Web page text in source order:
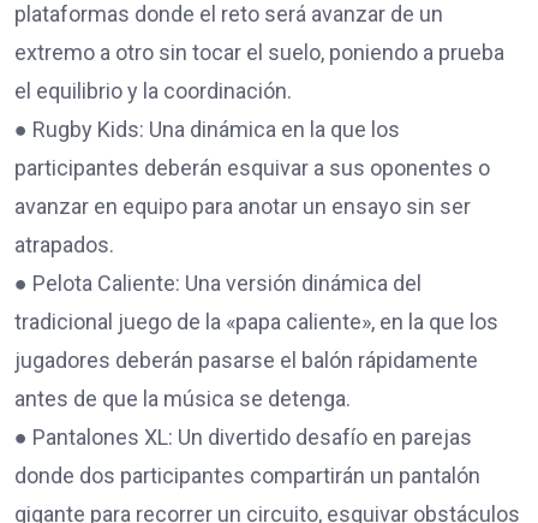
plataformas donde el reto será avanzar de un
extremo a otro sin tocar el suelo, poniendo a prueba
el equilibrio y la coordinación.
● Rugby Kids: Una dinámica en la que los
participantes deberán esquivar a sus oponentes o
avanzar en equipo para anotar un ensayo sin ser
atrapados.
● Pelota Caliente: Una versión dinámica del
tradicional juego de la «papa caliente», en la que los
jugadores deberán pasarse el balón rápidamente
antes de que la música se detenga.
● Pantalones XL: Un divertido desafío en parejas
donde dos participantes compartirán un pantalón
gigante para recorrer un circuito, esquivar obstáculos